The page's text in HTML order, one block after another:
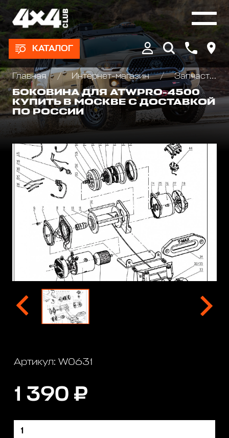
КАТАЛОГ
Главная Интернет-магазин
Запчасти и Аксессуары для лебедок
БОКОВИНА ДЛЯ ATWPRO-4500
КУПИТЬ В МОСКВЕ С ДОСТАВКОЙ
ПО РОССИИ
Артикул: W0631
1 390 ₽